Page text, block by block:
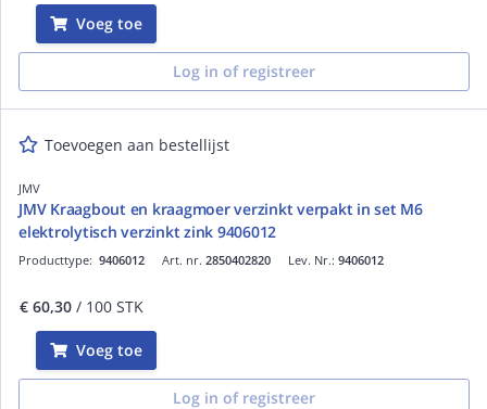
Voeg toe
Log in of registreer
Toevoegen aan bestellijst
JMV
JMV Kraagbout en kraagmoer verzinkt verpakt in set M6
elektrolytisch verzinkt zink 9406012
Art. nr. 2850402820
Producttype: 9406012 Lev. Nr.: 9406012
€ 60,30 / 100 STK
Voeg toe
Log in of registreer